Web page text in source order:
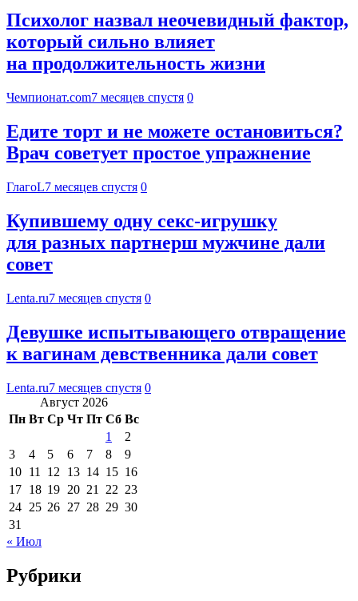
Психолог назвал неочевидный фактор,
который сильно влияет
на продолжительность жизни
Чемпионат.com7 месяцев спустя 0
Едите торт и не можете остановиться?
Врач советует простое упражнение
ГлагоL7 месяцев спустя 0
Купившему одну секс-игрушку
для разных партнерш мужчине дали
совет
Lenta.ru7 месяцев спустя 0
Девушке испытывающего отвращение
к вагинам девственника дали совет
Lenta.ru7 месяцев спустя 0
Август 2026
Пн Вт Ср Чт Пт Сб Вс
1
2
3
4 5 6 7 8
9
10 11 12 13 14 15 16
17 18 19 20 21 22 23
24 25 26 27 28 29 30
31
« Июл
Рубрики